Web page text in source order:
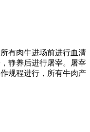
有肉牛进场前进行血清
静养后进行屠宰。屠宰
规程进行，所有牛肉产